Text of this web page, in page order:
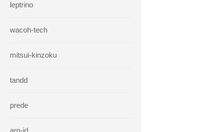
leptrino
wacoh-tech
mitsui-kinzoku
tandd
prede
arp-id